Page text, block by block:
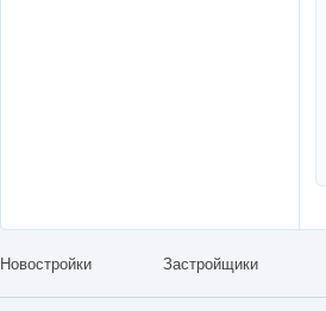
Новостройки Застройщики